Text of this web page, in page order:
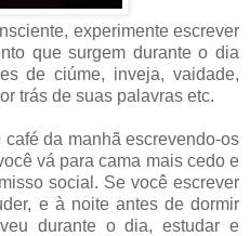
experimente escrever
que surgem durante o dia
de ciúme, inveja, vaidade,
trás de suas palavras etc.
da manhã escrevendo-os
vá para cama mais cedo e
social. Se você escrever
e à noite antes de dormir
durante o dia, estudar e